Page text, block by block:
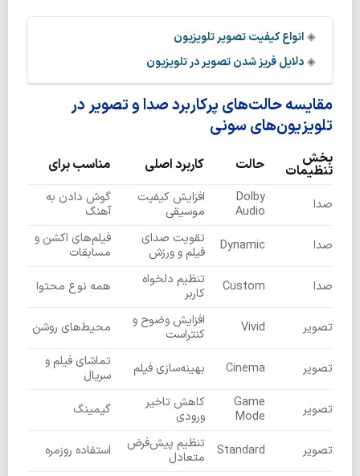
◈انواع کیفیت تصویر تلویزیون
◈دلایل فریز شدن تصویر در تلویزیون
مقایسه حالت‌های پرکاربرد صدا و تصویر در
تلویزیون‌های سونی
بخش
تنظیمات حالت کاربرد اصلی مناسب برای
صدا
Dolby
Audio
افزایش کیفیت
موسیقی
گوش دادن به
آهنگ
صدا
Dynamic
تقویت صدای
فیلم و ورزش
فیلم‌های اکشن و
مسابقات
صدا
Custom
تنظیم دلخواه
کاربر
همه نوع محتوا
تصویر Vivid
افزایش وضوح و
کنتراست
محیط‌های روشن
تصویر Cinema بهینه‌سازی فیلم
تماشای فیلم و
سریال
تصویر
Game
Mode
کاهش تاخیر
ورودی
گیمینگ
تصویر Standard
تنظیم پیش‌فرض
متعادل
استفاده روزمره